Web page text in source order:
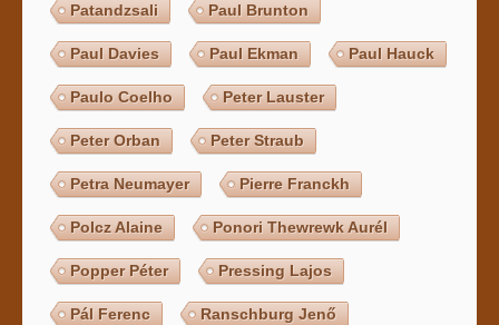
Patandzsali Paul Brunton
Paul Davies Paul Ekman Paul Hauck
Paulo Coelho Peter Lauster
Peter Orban Peter Straub
Petra Neumayer Pierre Franckh
Polcz Alaine Ponori Thewrewk Aurél
Popper Péter Pressing Lajos
Pál Ferenc Ranschburg Jenő